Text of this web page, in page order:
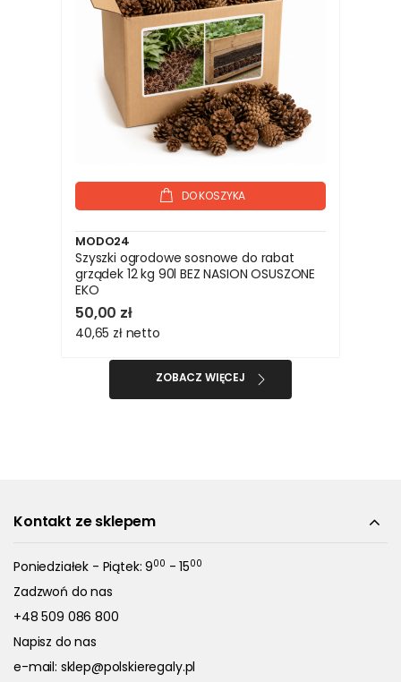
DO KOSZYKA
MODO24
Szyszki ogrodowe sosnowe do rabat
grządek 12 kg 90l BEZ NASION OSUSZONE
EKO
50,00 zł
40,65 zł netto
ZOBACZ WIĘCEJ
Kontakt ze sklepem
Poniedziałek - Piątek: 900 - 1500
Zadzwoń do nas
+48 509 086 800
Napisz do nas
e-mail: sklep@polskieregaly.pl